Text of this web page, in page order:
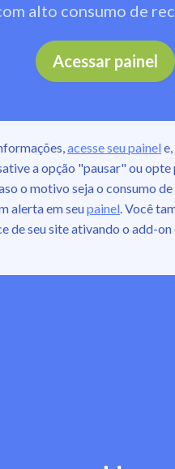
alto consumo de
Acessar painel .
acesse seu painel
a opção "pausar" ou
o motivo seja o consumo
alerta em seupainel. Você
de seu site ativando o add-on